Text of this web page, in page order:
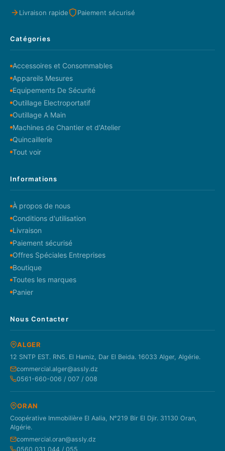
Livraison rapide Paiement sécurisé
Catégories
Accessoires et Consommables
Appareils Mesures
Equipements De Sécurité
Outillage Electroportatif
Outillage A Main
Machines de Chantier et d'Atelier
Quincaillerie
Tout voir
Informations
À propos de nous
Conditions d'utilisation
Livraison
Paiement sécurisé
Offres Spéciales Entreprises
Boutique
Toutes les marques
Panier
Nous Contacter
ALGER
12 SNTP EST. RN5. El Hamiz, Dar El Beida. 16033 Alger, Algérie.
commercial.alger@assly.dz
0561-660-006 / 007 / 008
ORAN
Coopérative Immobilière El Aalia, N°219 Bir El Djir. 31130 Oran,
Algérie.
commercial.oran@assly.dz
0560 031 044 / 055